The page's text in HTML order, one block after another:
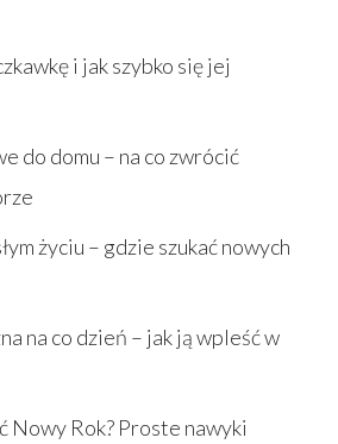
i jak szybko się jej
do domu – na co zwrócić
życiu – gdzie szukać nowych
na co dzień – jak ją wpleść w
Nowy Rok? Proste nawyki